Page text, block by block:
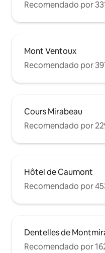
Recomendado por
Mont Ventoux
Recomendado por
Cours Mirabeau
Recomendado por
Hôtel de Caumont
Recomendado por
Dentelles de
Recomendado por